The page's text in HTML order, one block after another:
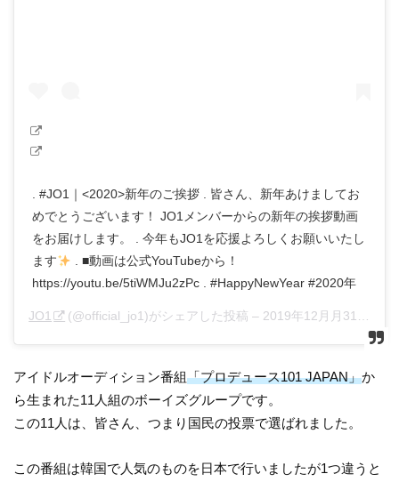
. #JO1｜<2020>新年のご挨拶 . 皆さん、新年あけましてお
めでとうございます！ JO1メンバーからの新年の挨拶動画
をお届けします。 . 今年もJO1を応援よろしくお願いいたし
ます
. ■動画は公式YouTubeから！
https://youtu.be/5tiWMJu2zPc . #HappyNewYear #2020年
JO1 (@official_jo1)がシェアした投稿 – 2019年12月月31日午後6時03分PST
アイドルオーディション番組「プロデュース101 JAPAN」か
ら生まれた11人組のボーイズグループです。
この11人は、皆さん、つまり国民の投票で選ばれました。
この番組は韓国で人気のものを日本で行いましたが1つ違うと